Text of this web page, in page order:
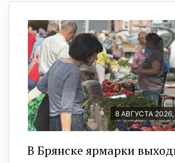
8 АВГУСТА 2026,
В Брянске ярмарки